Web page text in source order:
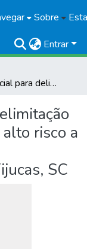
Sobre
Entrar
Ação emergencial para delimitação de áreas em alto e muito alto risco a enchentes, inundações e movimentos de massa: Tijucas, SC
risco a
SC